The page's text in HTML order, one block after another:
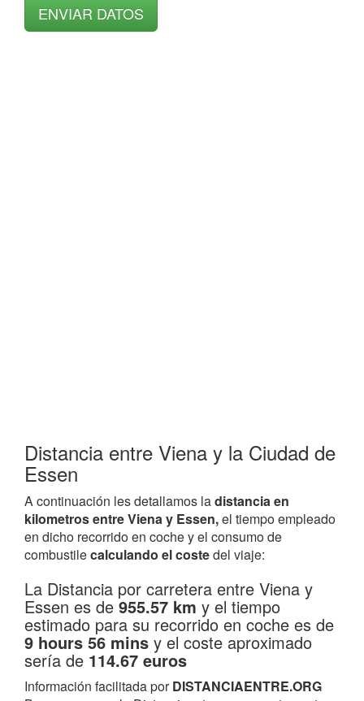
Distancia entre Viena y la Ciudad de
Essen
A continuación les detallamos ladistancia en
kilometros entre Viena y Essen,el tiempo empleado
en dicho recorrido en coche y el consumo de
combustilecalculando el costedel viaje:
La Distancia por carretera entre Viena y
Essen es de 955.57 km y el tiempo
estimado para su recorrido en coche es de
9 hours 56 mins y el coste aproximado
sería de 114.67 euros
Información facilitada porDISTANCIAENTRE.ORG